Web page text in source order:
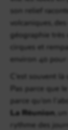
son relief
volcaniques,
géographie très
cirques et
environ 40 pour
C’est souvent
Pas parce que
parce qu’on
La Réunion ,
rythme des